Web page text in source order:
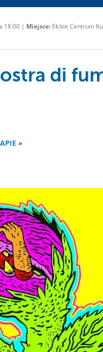
18:00 | Miejsce: Ełckie Centrum
di
»